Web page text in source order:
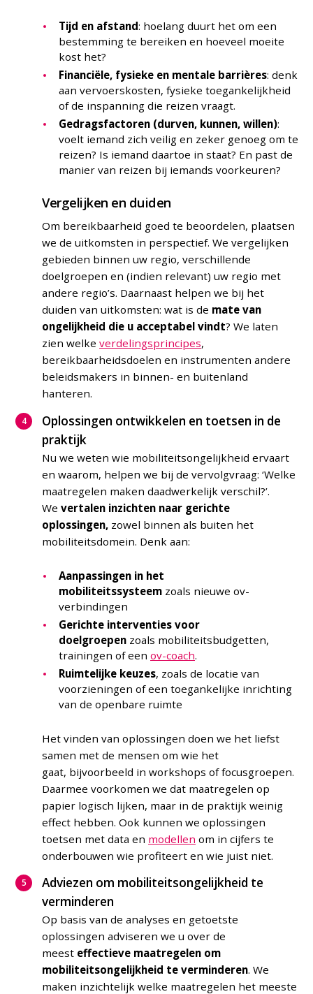
Tijd en afstand: hoelang duurt het om een
bestemming te bereiken en hoeveel moeite
kost het?
Financiële, fysieke en mentale barrières: denk
aan vervoerskosten, fysieke toegankelijkheid
of de inspanning die reizen vraagt.
Gedragsfactoren (durven, kunnen, willen):
voelt iemand zich veilig en zeker genoeg om te
reizen? Is iemand daartoe in staat? En past de
manier van reizen bij iemands voorkeuren?
Vergelijken en duiden
Om bereikbaarheid goed te beoordelen, plaatsen
we de uitkomsten in perspectief. We vergelijken
gebieden binnen uw regio, verschillende
doelgroepen en (indien relevant) uw regio met
andere regio’s. Daarnaast helpen we bij het
duiden van uitkomsten: wat is de mate van
ongelijkheid die u acceptabel vindt? We laten
zien welkeverdelingsprincipes,
bereikbaarheidsdoelen en instrumenten andere
beleidsmakers in binnen- en buitenland
hanteren.
Oplossingen ontwikkelen en toetsen in de
praktijk
Nu we weten wie mobiliteitsongelijkheid ervaart
en waarom, helpen we bij de vervolgvraag: ‘Welke
maatregelen maken daadwerkelijk verschil?’.
Wevertalen inzichten naar gerichte
oplossingen, zowel binnen als buiten het
mobiliteitsdomein. Denk aan:
Aanpassingen in het
mobiliteitssysteem zoals nieuwe ov-
verbindingen
Gerichte interventies voor
doelgroepen zoals mobiliteitsbudgetten,
trainingen of eenov-coach.
Ruimtelijke keuzes, zoals de locatie van
voorzieningen of een toegankelijke inrichting
van de openbare ruimte
Het vinden van oplossingen doen we het liefst
samen met de mensen om wie het
gaat, bijvoorbeeld in workshops of focusgroepen.
Daarmee voorkomen we dat maatregelen op
papier logisch lijken, maar in de praktijk weinig
effect hebben. Ook kunnen we oplossingen
toetsen met data en modellen om in cijfers te
onderbouwen wie profiteert en wie juist niet.
Adviezen om mobiliteitsongelijkheid te
verminderen
Op basis van de analyses en getoetste
oplossingen adviseren we u over de
meest effectieve maatregelen om
mobiliteitsongelijkheid te verminderen. We
maken inzichtelijk welke maatregelen het meeste